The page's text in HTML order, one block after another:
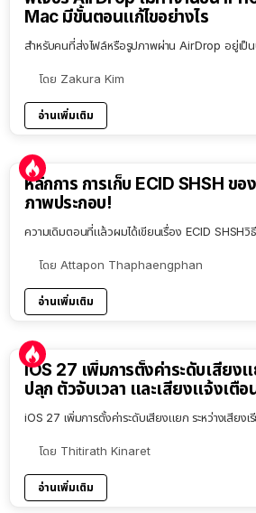
Mac มีขั้นตอนแก้ไขอย่างไร
สำหรับคนที่ส่งไฟล์หรือรูปภาพผ่าน AirDrop อยู่เป็
โดย Zakura Kim
อ่านเพิ่มเติม
หลักการ การเก็บ ECID SHSH ข
ภาพประกอบ!
ความเดิมตอนที่แล้วผมได้เขียนเรื่อง ECID SHSH
โดย Attapon Thaphaengphan
อ่านเพิ่มเติม
iOS 27 เพิ่มการตั้งค่าระดับเสียง
ปลุก ตัวจับเวลา และเสียงแจ้งเตือ
iOS 27 เพิ่มการตั้งค่าระดับเสียงแยก ระหว่างเสียง
โดย Thitirath Kinaret
อ่านเพิ่มเติม